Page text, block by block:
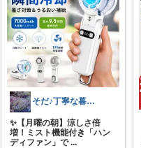
そだ♪丁寧な暮らしに憧れるズボラ主婦
​✨【月曜の朝】涼しさ倍
増！ミスト機能付き「ハン
ディファン」で ...